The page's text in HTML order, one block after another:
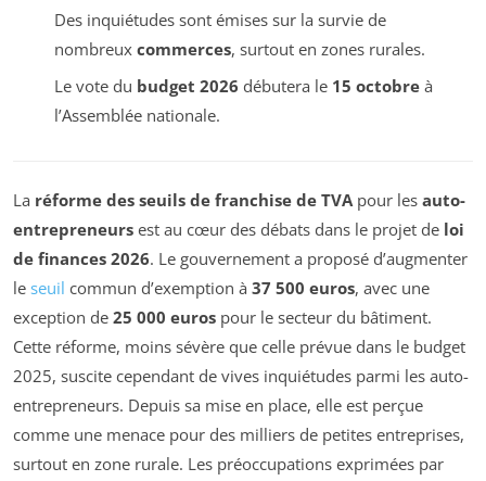
Des inquiétudes sont émises sur la survie de
nombreux commerces, surtout en zones rurales.
Le vote du budget 2026 débutera le 15 octobreà
l’Assemblée nationale.
La réforme des seuils de franchise de TVApour les auto-
entrepreneurs est au cœur des débats dans le projet de loi
de finances 2026. Le gouvernement a proposé d’augmenter
le seuil commun d’exemption à 37 500 euros, avec une
exception de 25 000 euros pour le secteur du bâtiment.
Cette réforme, moins sévère que celle prévue dans le budget
2025, suscite cependant de vives inquiétudes parmi les auto-
entrepreneurs. Depuis sa mise en place, elle est perçue
comme une menace pour des milliers de petites entreprises,
surtout en zone rurale. Les préoccupations exprimées par